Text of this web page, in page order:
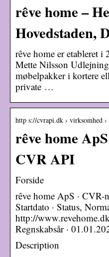
rêve home –
Hovedstaden,
rêve home er etableret
Mette Nilsson
møbelpakker i kortere
private …
http s://cvrapi.dk › virksomhed ›
rêve home
CVR API
Forside
rêve home ApS ·
Startdato · Status,
http://
Regnskabsår ·
Description